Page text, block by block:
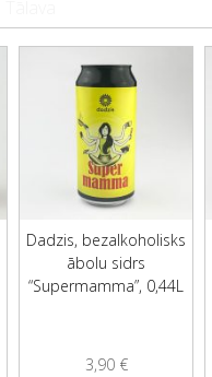
Dadzis, bezalkoholisks
ābolu sidrs
“Supermamma”, 0,44L
3,90 €